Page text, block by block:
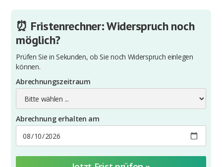
⏰ Fristenrechner: Widerspruch noch
möglich?
Prüfen Sie in Sekunden, ob Sie noch Widerspruch einlegen
können.
Abrechnungszeitraum
Abrechnung erhalten am